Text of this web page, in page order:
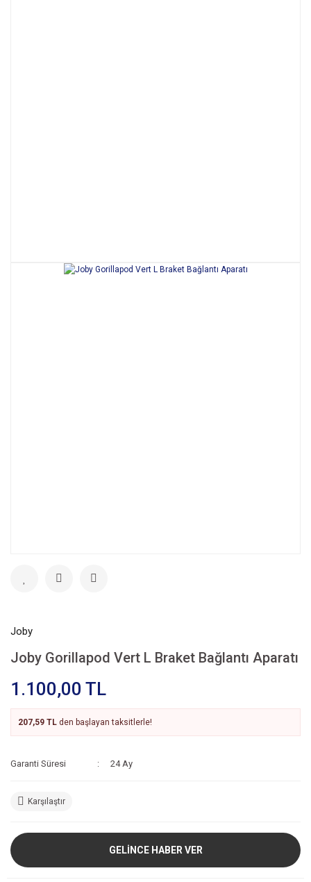
Joby
Joby Gorillapod Vert L Braket Bağlantı Aparatı
1.100,00 TL
207,59 TL den başlayan taksitlerle!
Garanti Süresi 24 Ay
Karşılaştır
GELİNCE HABER VER